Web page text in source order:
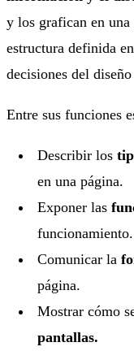
y los grafican en
estructura definida
decisiones del
Entre sus funciones
Describir los
en una página.
Exponer las
funcionamiento.
Comunicar la
página.
Mostrar cómo
pantallas.